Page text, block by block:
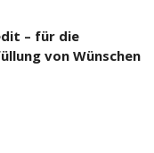
– für die
von Wünschen